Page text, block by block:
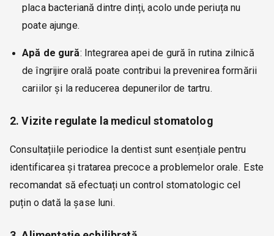
placa bacteriană dintre dinți, acolo unde periuța nu
poate ajunge.
Apă de gură: Integrarea apei de gură în rutina zilnică
de îngrijire orală poate contribui la prevenirea formării
cariilor și la reducerea depunerilor de tartru.
2. Vizite regulate la medicul stomatolog
Consultațiile periodice la dentist sunt esențiale pentru
identificarea și tratarea precoce a problemelor orale. Este
recomandat să efectuați un control stomatologic cel
puțin o dată la șase luni.